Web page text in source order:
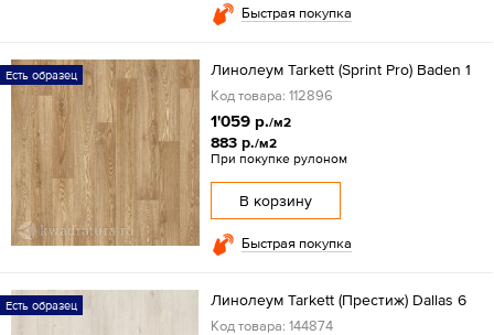
Быстрая покупка
Есть образец Линолеум Tarkett (Sprint Pro) Baden 1
Код товара: 112896
1'059 р./м2
883 р./м2
При покупке рулоном
В корзину
Быстрая покупка
Есть образец Линолеум Tarkett (Престиж) Dallas 6
Код товара: 144874